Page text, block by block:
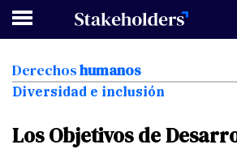
Derechoshumanos
Diversidad e inclusión
Los Objetivos de